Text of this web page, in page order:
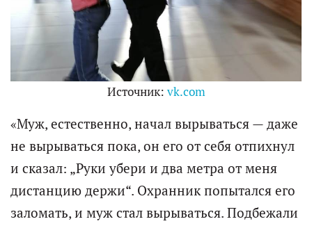
Источник: vk.com
«Муж, естественно, начал вырываться — даже
не вырываться пока, он его от себя отпихнул
и сказал: „Руки убери и два метра от меня
дистанцию держи“. Охранник попытался его
заломать, и муж стал вырываться. Подбежали